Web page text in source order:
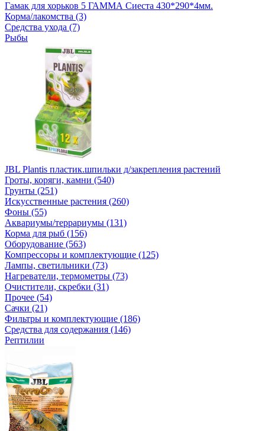
Гамак для хорьков 5 ГАММА Сиеста 430*290*4мм.
Корма/лакомства (3)
Средства ухода (7)
Рыбы
JBL Plantis пластик.шпильки д/закрепления растений
Гроты, коряги, камни (540)
Грунты (251)
Искусственные растения (260)
Фоны (55)
Аквариумы/террариумы (131)
Корма для рыб (156)
Оборудование (563)
Компрессоры и комплектующие (125)
Лампы, светильники (73)
Нагреватели, термометры (73)
Очистители, скребки (31)
Прочее (54)
Сачки (21)
Фильтры и комплектующие (186)
Средства для содержания (146)
Рептилии